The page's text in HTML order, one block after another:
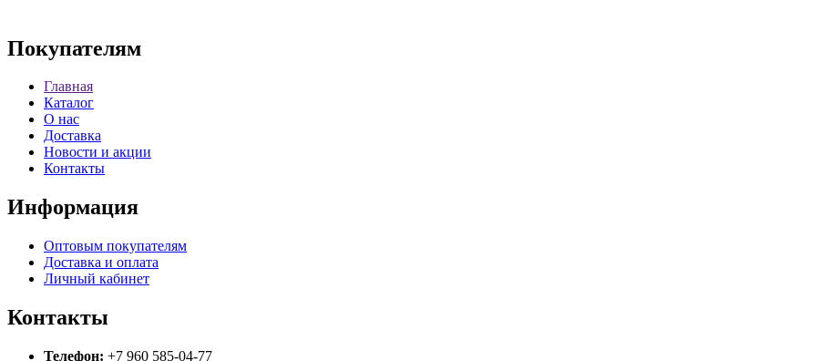
Покупателям
Главная
Каталог
О нас
Доставка
Новости и акции
Контакты
Информация
Оптовым покупателям
Доставка и оплата
Личный кабинет
Контакты
Телефон: +7 960 585-04-77